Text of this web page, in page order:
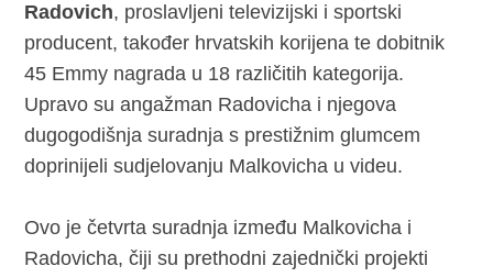
Radovich, proslavljeni televizijski i sportski
producent, također hrvatskih korijena te dobitnik
45 Emmy nagrada u 18 različitih kategorija.
Upravo su angažman Radovicha i njegova
dugogodišnja suradnja s prestižnim glumcem
doprinijeli sudjelovanju Malkovicha u videu.
Ovo je četvrta suradnja između Malkovicha i
Radovicha, čiji su prethodni zajednički projekti